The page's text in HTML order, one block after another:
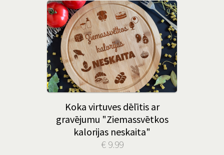
Koka virtuves dēlītis ar
gravējumu "Ziemassvētkos
kalorijas neskaita"
€ 9.99